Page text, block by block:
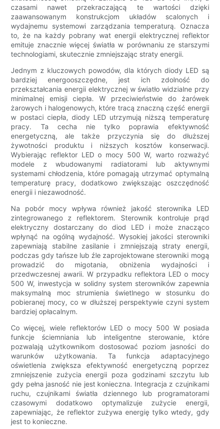
czasami nawet przekraczającą te wartości dzięki
zaawansowanym konstrukcjom układów scalonych i
wydajnemu systemowi zarządzania temperaturą. Oznacza
to, że na każdy pobrany wat energii elektrycznej reflektor
emituje znacznie więcej światła w porównaniu ze starszymi
technologiami, skutecznie zmniejszając straty energii.
Jednym z kluczowych powodów, dla których diody LED są
bardziej energooszczędne, jest ich zdolność do
przekształcania energii elektrycznej w światło widzialne przy
minimalnej emisji ciepła. W przeciwieństwie do żarówek
żarowych i halogenowych, które tracą znaczną część energii
w postaci ciepła, diody LED utrzymują niższą temperaturę
pracy. Ta cecha nie tylko poprawia efektywność
energetyczną, ale także przyczynia się do dłuższej
żywotności produktu i niższych kosztów konserwacji.
Wybierając reflektor LED o mocy 500 W, warto rozważyć
modele z wbudowanymi radiatorami lub aktywnymi
systemami chłodzenia, które pomagają utrzymać optymalną
temperaturę pracy, dodatkowo zwiększając oszczędność
energii i niezawodność.
Na pobór mocy wpływa również jakość sterownika LED
zintegrowanego z reflektorem. Sterownik kontroluje prąd
elektryczny dostarczany do diod LED i może znacząco
wpłynąć na ogólną wydajność. Wysokiej jakości sterowniki
zapewniają stabilne zasilanie i zmniejszają straty energii,
podczas gdy tańsze lub źle zaprojektowane sterowniki mogą
prowadzić do migotania, obniżenia wydajności i
przedwczesnej awarii. W przypadku reflektora LED o mocy
500 W, inwestycja w solidny system sterowników zapewnia
maksymalną moc strumienia świetlnego w stosunku do
pobieranej mocy, co w dłuższej perspektywie czyni system
bardziej opłacalnym.
Co więcej, wiele reflektorów LED o mocy 500 W posiada
funkcje ściemniania lub inteligentne sterowanie, które
pozwalają użytkownikom dostosować poziom jasności do
warunków użytkowania. Ta funkcja adaptacyjnego
oświetlenia zwiększa efektywność energetyczną poprzez
zmniejszenie zużycia energii poza godzinami szczytu lub
gdy pełna jasność nie jest konieczna. Integracja z czujnikami
ruchu, czujnikami światła dziennego lub programatorami
czasowymi dodatkowo optymalizuje zużycie energii,
zapewniając, że reflektor zużywa energię tylko wtedy, gdy
jest to konieczne.